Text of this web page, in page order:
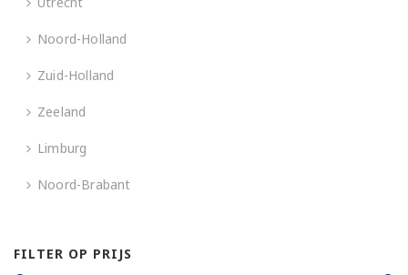
Noord-Holland
Zuid-Holland
Zeeland
Limburg
Noord-Brabant
FILTER OP PRIJS